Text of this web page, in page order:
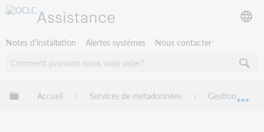
Assistance
Notes d’installation Alertes systèmes Nous contacter
Développer/réduire la hiérarchie globale
Accueil Services de métadonnées Gestion des